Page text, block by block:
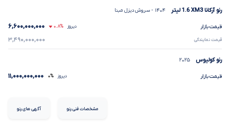
رنو آرکاناXM3
1.6لیتر ۱۴۰۴ - سروش دیزل مبنا
قیمت بازار دیروز ۰.۸% ۶,۶۰۰,۰۰۰,۰۰۰
قیمت نمایندگی ۳,۴۹۰,۰۰۰,۰۰۰
رنو کولیوس ۲۰۲۵
قیمت بازار دیروز ۰% ۱۱,۰۰۰,۰۰۰,۰۰۰
مشخصات فنی رنو آگهی های رنو